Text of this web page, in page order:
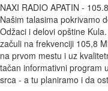
NAXI RADIO APATIN -
Našim talasima pokrivamo
Odžaci i delovi opštine
začuli na frekvenciji 105,8
na prvom mestu i uz
tačan informativni program
srca - a tu planiramo i da